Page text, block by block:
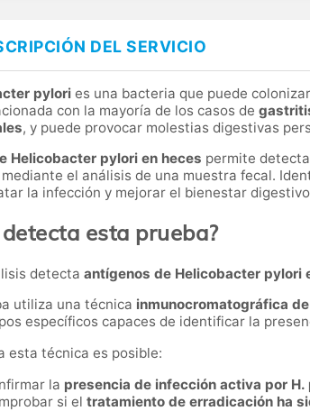
DEL SERVICIO
pylori es una bacteria que puede
con la mayoría de los casos de
, y puede provocar molestias digestivas
Helicobacter pylori en heces permite
el análisis de una muestra fecal.
la infección y mejorar el bienestar
esta prueba?
detecta antígenos de Helicobacter pylori
utiliza una técnica inmunocromatográfica
específicos capaces de identificar la
esta técnica es posible:
la presencia de infección activa por H.
si el tratamiento de erradicación ha